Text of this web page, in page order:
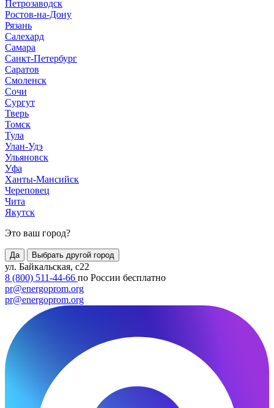
Петрозаводск
Ростов-на-Дону
Рязань
Салехард
Самара
Санкт-Петербург
Саратов
Смоленск
Сочи
Сургут
Тверь
Томск
Тула
Улан-Удэ
Ульяновск
Уфа
Ханты-Мансийск
Череповец
Чита
Якутск
Это ваш город?
Да Выбрать другой город
ул. Байкальская, с22
8 (800) 511-44-66 по России бесплатно
pr@energoprom.org
pr@energoprom.org